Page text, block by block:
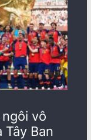
vô
Ban